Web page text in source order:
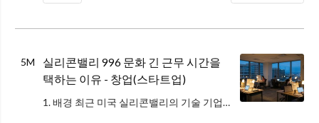
5M
실리콘밸리 996 문화 긴 근무 시간을
택하는 이유 - 창업(스타트업)
1. 배경 최근 미국 실리콘밸리의 기술 기업들 사이에서 중국의 '996 근무문화'(오전 9시부터 오후 9시까지, 주 6일 근무)가 확산된다는 이야기가 들려옵니다. 이는 한국 사회가 주 52시간 근무제 도입 등 워라밸을 강조하며